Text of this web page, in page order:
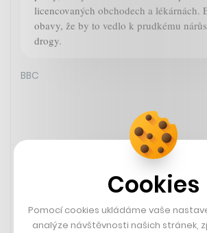
licencovaných obchodech a lékárnách.
obavy, že by to vedlo k prudkému
drogy.
BBC
23. 2. 2024 15:56
Cookies
Pomocí cookies ukládáme vaše
analýze návštěvnosti našich stránek,